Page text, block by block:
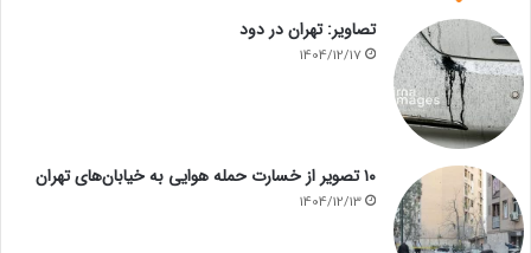
تصاویر: تهران در دود
1404/12/17
۱۰ تصویر از خسارت حمله هوایی به خیابان‌های تهران
1404/12/13